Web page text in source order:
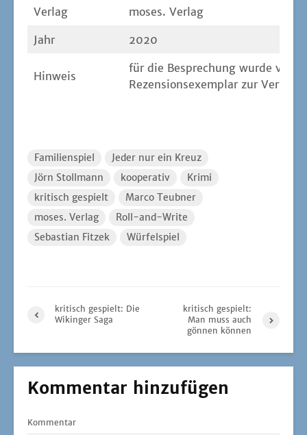
Ver­lag moses. Ver­lag
Jahr 2020
Hin­weis
für die Bespre­chung wur­de vom
Rezen­si­ons­exem­plar zur
Familienspiel
Jeder nur ein Kreuz
Jörn Stollmann
kooperativ
Krimi
kritisch gespielt
Marco Teubner
moses. Verlag
Roll-and-Write
Sebastian Fitzek
Würfelspiel
kritisch gespielt: Die
Wikinger Saga
kritisch gespielt:
Man muss auch
gönnen können
Kommentar hinzufügen
Kommentar